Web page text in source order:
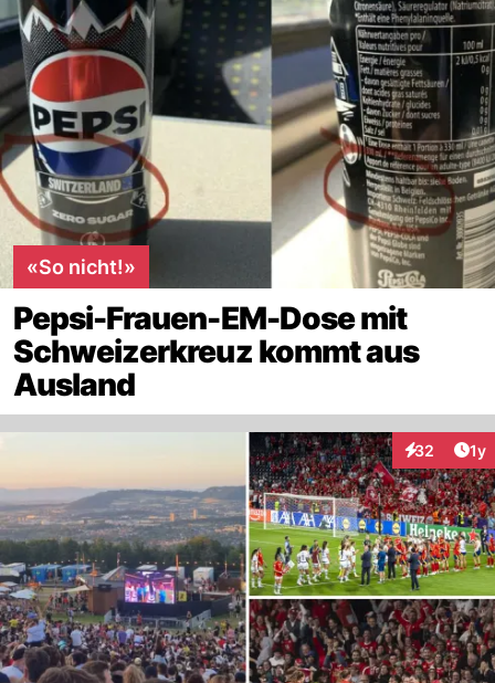
«So nicht!»
Pepsi-Frauen-EM-Dose mit
Schweizerkreuz kommt aus
Ausland
32 1y